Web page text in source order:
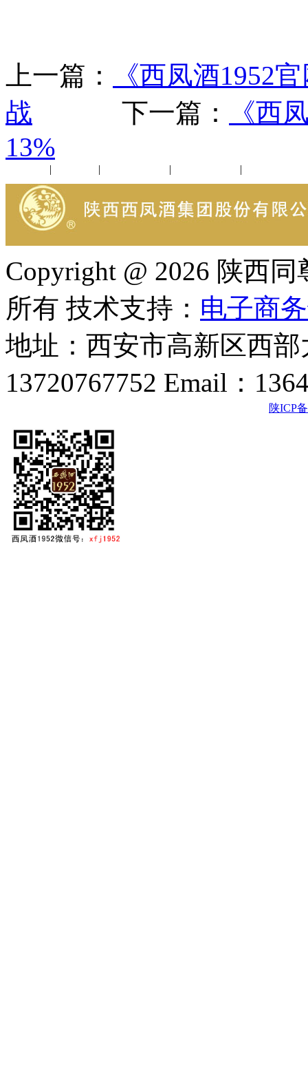
上一篇：
《西凤酒1952
战 下一篇：
《西
13%
| | | |
Copyright @ 2026 陕西
所有 技术支持： 电子商
地址：西安市高新区西
13720767752 Email：
陕ICP